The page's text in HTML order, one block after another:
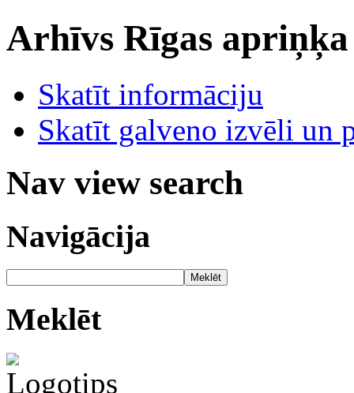
Arhīvs Rīgas
Skatīt informāciju
Skatīt galveno izvēli un
Nav view search
Navigācija
Meklēt
Meklēt